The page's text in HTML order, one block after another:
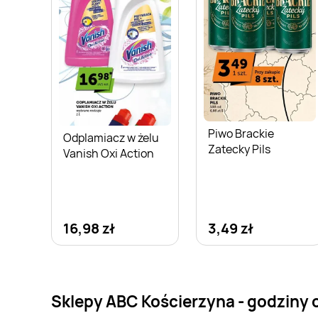
Odplamiacz w żelu
Vanish Oxi Action
16,98 zł
Piwo Brackie
Zatecky Pils
3,49 zł
Sklepy ABC Kościerzyna - godziny